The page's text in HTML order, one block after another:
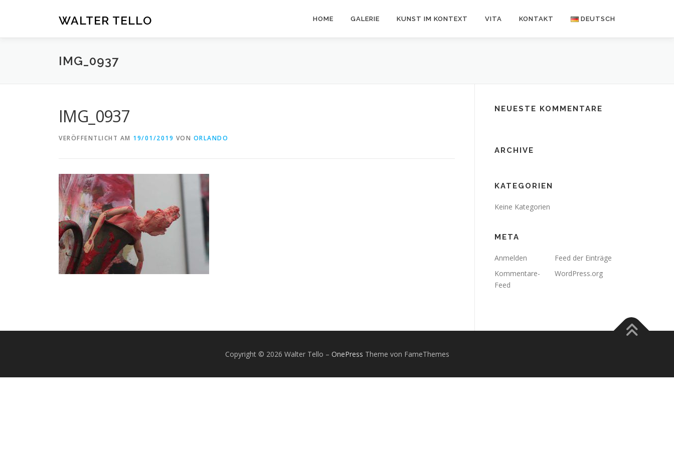
WALTER TELLO HOME GALERIE KUNST IM KONTEXT VITA KONTAKT DEUTSCH
IMG_0937
IMG_0937
VERÖFFENTLICHT AM 19/01/2019 VON ORLANDO
NEUESTE KOMMENTARE
ARCHIVE
KATEGORIEN
Keine Kategorien
META
Anmelden
Feed der Einträge
Kommentare-
Feed
WordPress.org
Copyright © 2026 Walter Tello – OnePress Theme von FameThemes